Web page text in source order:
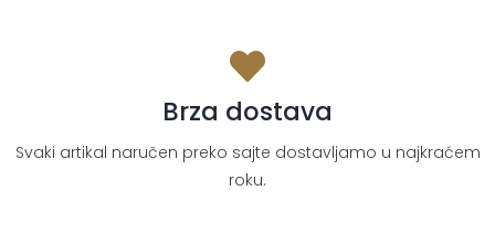
Brza dostava
Svaki artikal naručen preko sajte dostavljamo u najkraćem
roku.